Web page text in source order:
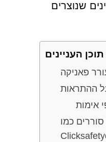
שנוצרים
תוכן העניינים
פאניקה
ההתראות
כמו